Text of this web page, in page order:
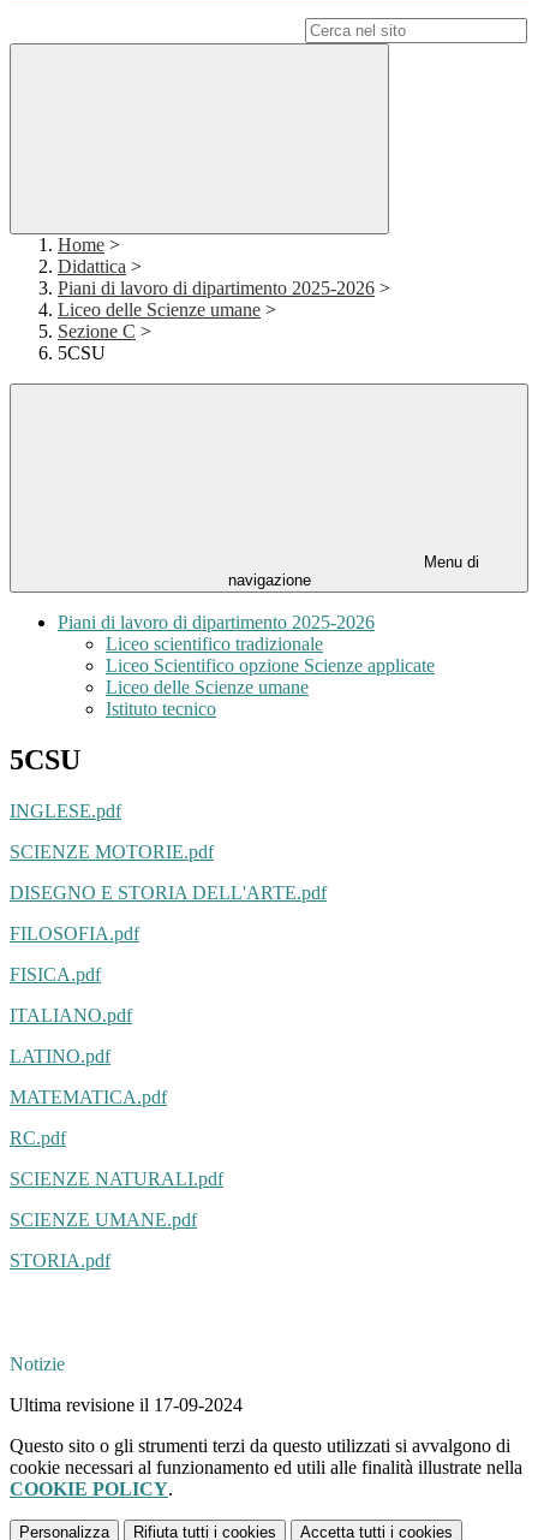
Home >
Didattica >
Piani di lavoro di dipartimento 2025-2026 >
Liceo delle Scienze umane >
Sezione C >
5CSU
Menu di
navigazione
Piani di lavoro di dipartimento 2025-2026
Liceo scientifico tradizionale
Liceo Scientifico opzione Scienze applicate
Liceo delle Scienze umane
Istituto tecnico
5CSU
INGLESE.pdf
SCIENZE MOTORIE.pdf
DISEGNO E STORIA DELL'ARTE.pdf
FILOSOFIA.pdf
FISICA.pdf
ITALIANO.pdf
LATINO.pdf
MATEMATICA.pdf
RC.pdf
SCIENZE NATURALI.pdf
SCIENZE UMANE.pdf
STORIA.pdf
Notizie
Ultima revisione il 17-09-2024
Questo sito o gli strumenti terzi da questo utilizzati si avvalgono di
cookie necessari al funzionamento ed utili alle finalità illustrate nella
COOKIE POLICY.
Personalizza Rifiuta tutti i cookies Accetta tutti i cookies